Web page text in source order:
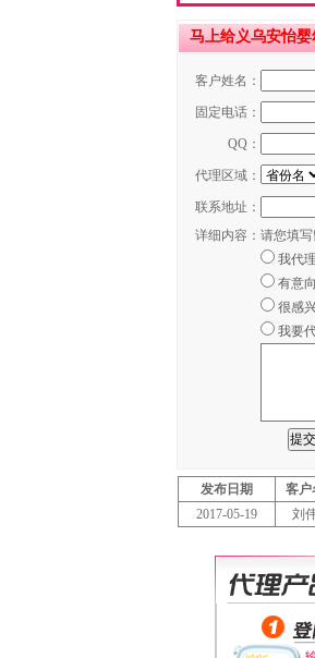
马上给义乌安怡婴
客户姓名：
固定电话：
QQ：
代理区域：
联系地址：
详细内容： 请您填写
我代
有意
很感
我要
发布日期 客户
2017-05-19
刘